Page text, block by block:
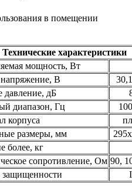
в помещении
Технические характеристики
мощность, Вт
напряжение, В
давление, дБ
диапазон, Гц
корпуса
размеры, мм
более, кг
сопротивление, Ом 90,
защищенности